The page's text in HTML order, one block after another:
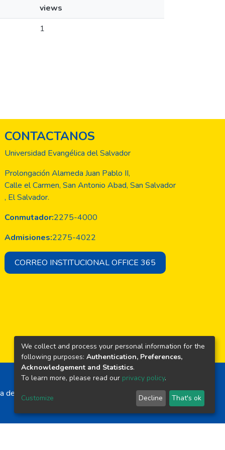
views
1
CONTACTANOS
Universidad Evangélica del Salvador
Prolongación Alameda Juan Pablo II,
Calle el Carmen, San Antonio Abad, San Salvador
, El Salvador.
Conmutador:2275-4000
Admisiones:2275-4022
CORREO INSTITUCIONAL OFFICE 365
El Salvador
We collect and process your personal information for the
following purposes: Authentication, Preferences,
Acknowledgement and Statistics.
To learn more, please read our privacy policy.
Customize Decline That's ok